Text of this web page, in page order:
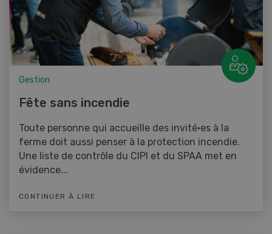
Gestion
Fête sans incendie
Toute personne qui accueille des invité·es à la
ferme doit aussi penser à la protection incendie.
Une liste de contrôle du CIPI et du SPAA met en
évidence...
CONTINUER À LIRE